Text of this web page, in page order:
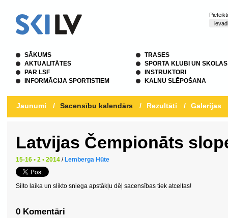
SĀKUMS
AKTUALITĀTES
PAR LSF
INFORMĀCIJA SPORTISTIEM
TRASES
SPORTA KLUBI UN SKOLAS
INSTRUKTORI
KALNU SLĒPOŠANA
Jaunumi / Sacensību kalendārs / Rezultāti / Galerijas
Latvijas Čempionāts
15-16 • 2 • 2014 / Lemberga Hūte
Silto laika un slikto sniega apstākļu dēļ sacensības tiek atceltas!
0 Komentāri